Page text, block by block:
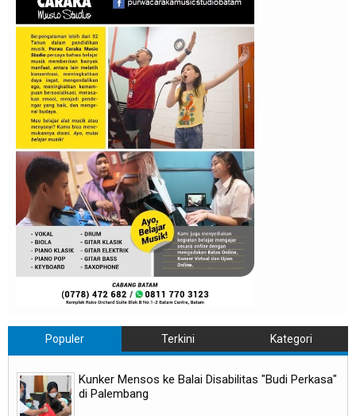
Populer Terkini Kategori
Kunker Mensos ke Balai Disabilitas "Budi Perkasa"
di Palembang